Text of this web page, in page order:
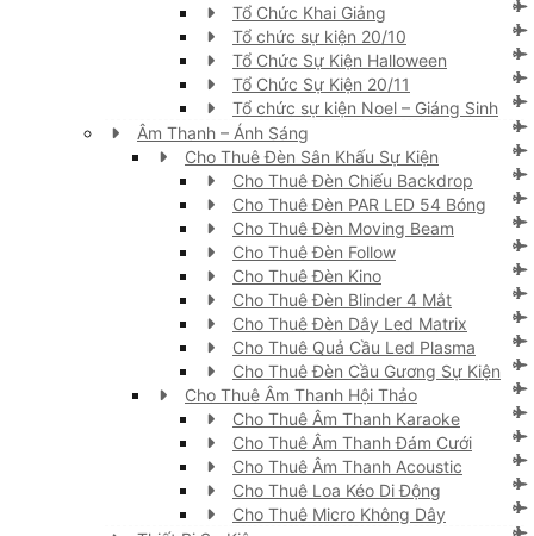
Tổ Chức Khai Giảng
Tổ chức sự kiện 20/10
Tổ Chức Sự Kiện Halloween
Tổ Chức Sự Kiện 20/11
Tổ chức sự kiện Noel – Giáng Sinh
Âm Thanh – Ánh Sáng
Cho Thuê Đèn Sân Khấu Sự Kiện
Cho Thuê Đèn Chiếu Backdrop
Cho Thuê Đèn PAR LED 54 Bóng
Cho Thuê Đèn Moving Beam
Cho Thuê Đèn Follow
Cho Thuê Đèn Kino
Cho Thuê Đèn Blinder 4 Mắt
Cho Thuê Đèn Dây Led Matrix
Cho Thuê Quả Cầu Led Plasma
Cho Thuê Đèn Cầu Gương Sự Kiện
Cho Thuê Âm Thanh Hội Thảo
Cho Thuê Âm Thanh Karaoke
Cho Thuê Âm Thanh Đám Cưới
Cho Thuê Âm Thanh Acoustic
Cho Thuê Loa Kéo Di Động
Cho Thuê Micro Không Dây